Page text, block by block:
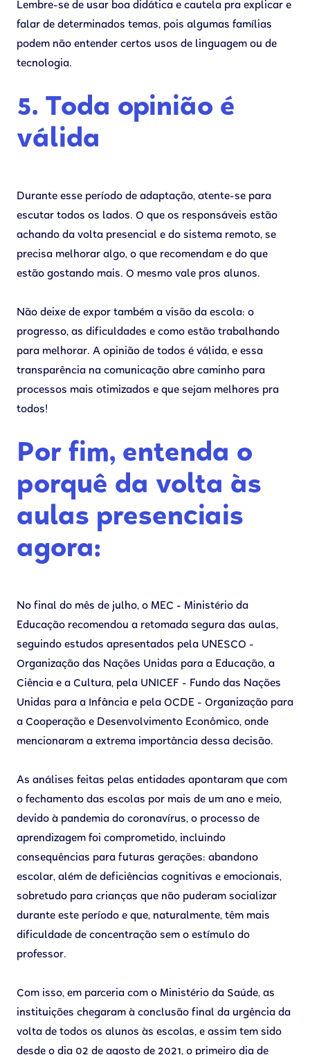
Lembre-se de usar boa didática e cautela pra explicar e
falar de determinados temas, pois algumas famílias
podem não entender certos usos de linguagem ou de
tecnologia.
5. Toda opinião é
válida
Durante esse período de adaptação, atente-se para
escutar todos os lados. O que os responsáveis estão
achando da volta presencial e do sistema remoto, se
precisa melhorar algo, o que recomendam e do que
estão gostando mais. O mesmo vale pros alunos.
Não deixe de expor também a visão da escola: o
progresso, as dificuldades e como estão trabalhando
para melhorar. A opinião de todos é válida, e essa
transparência na comunicação abre caminho para
processos mais otimizados e que sejam melhores pra
todos!
Por fim, entenda o
porquê da volta às
aulas presenciais
agora:
No final do mês de julho, o MEC - Ministério da
Educação recomendou a retomada segura das aulas,
seguindo estudos apresentados pela UNESCO -
Organização das Nações Unidas para a Educação, a
Ciência e a Cultura, pela UNICEF - Fundo das Nações
Unidas para a Infância e pela OCDE - Organização para
a Cooperação e Desenvolvimento Econômico, onde
mencionaram a extrema importância dessa decisão.
As análises feitas pelas entidades apontaram que com
o fechamento das escolas por mais de um ano e meio,
devido à pandemia do coronavírus, o processo de
aprendizagem foi comprometido, incluindo
consequências para futuras gerações: abandono
escolar, além de deficiências cognitivas e emocionais,
sobretudo para crianças que não puderam socializar
durante este período e que, naturalmente, têm mais
dificuldade de concentração sem o estímulo do
professor.
Com isso, em parceria com o Ministério da Saúde, as
instituições chegaram à conclusão final da urgência da
volta de todos os alunos às escolas, e assim tem sido
desde o dia 02 de agosto de 2021, o primeiro dia de